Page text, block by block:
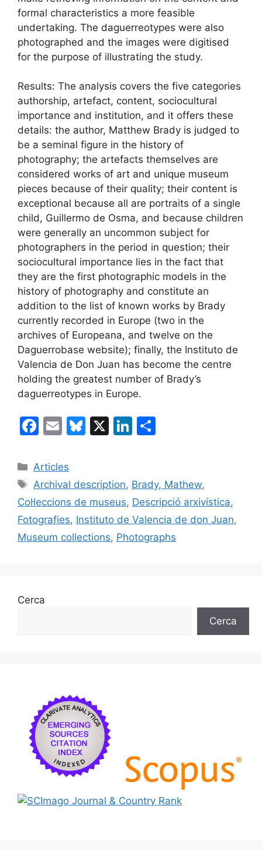
formal characteristics a more feasible
undertaking. The daguerreotypes were also
photographed and the images were digitised
for the purpose of illustrating the study.
Results: The analysis covers the five categories
authorship, artefact, content, sociocultural
importance and institution, and it offers these
details: the author, Matthew Brady is judged to
be a seminal figure in the history of
photography; the artefacts themselves are
considered works of art and unique museum
pieces because of their quality; their content is
exceptional because all are portraits of a single
child, Guillermo de Osma, and because children
were generally an uncommon subject for
photographers in the period in question; their
sociocultural importance lies in the fact that
they are the first photographic models in the
history of photography and constitute an
addition to the list of known works by Brady
currently recorded in Europe (two in the
archives of Europeana, and twelve on the
Daguerrobase website); finally, the Instituto de
Valencia de Don Juan has become the centre
holding the greatest number of Brady’s
daguerreotypes in Europe.
F
c
e
b
o
o
E
ai
l
Bl
s
k
y
X
Li
e
dI
n
p
ar
te
ix
Categories
Articles
Etiquetes
Archival description, Brady, Mathew,
Col·leccions de museus, Descripció arxivística,
Fotografies, Instituto de Valencia de don Juan,
Museum collections, Photographs
Cerca
Cerca